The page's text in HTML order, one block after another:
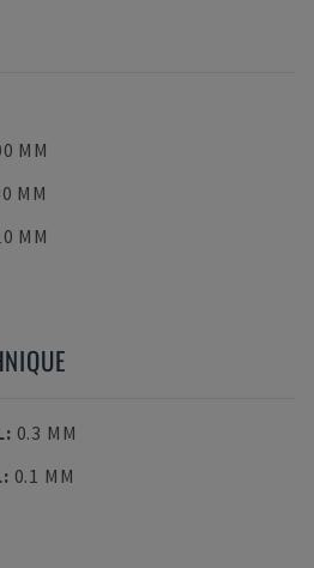
MM
MM
MM
: 0.3 MM
: 0.1 MM